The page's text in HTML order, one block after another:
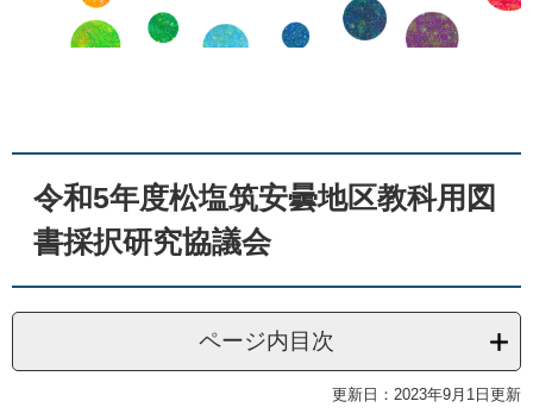
令和5年度松塩筑安曇地区教科用図
書採択研究協議会
ページ内目次
更新日：2023年9月1日更新